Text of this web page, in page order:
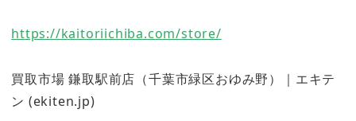
https://kaitoriichiba.com/store/
買取市場 鎌取駅前店（千葉市緑区おゆみ野）｜エキテ
ン (ekiten.jp)